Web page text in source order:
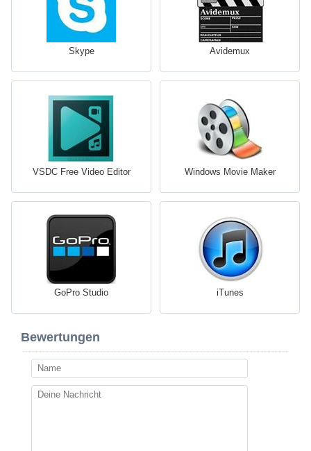
Skype Avidemux
VSDC Free Video Editor Windows Movie Maker
GoPro Studio iTunes
Bewertungen